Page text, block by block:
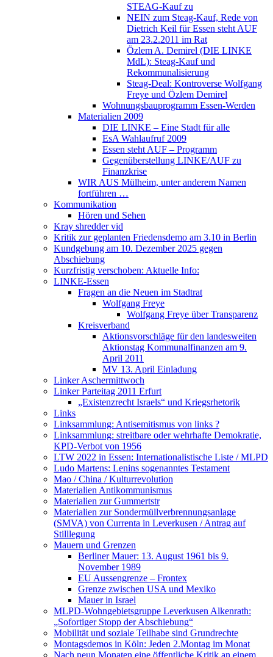
STEAG-Kauf zu
NEIN zum Steag-Kauf, Rede von
Dietrich Keil für Essen steht AUF
am 23.2.2011 im Rat
Özlem A. Demirel (DIE LINKE
MdL): Steag-Kauf und
Rekommunalisierung
Steag-Deal: Kontroverse Wolfgang
Freye und Özlem Demirel
Wohnungsbauprogramm Essen-Werden
Materialien 2009
DIE LINKE – Eine Stadt für alle
EsA Wahlaufruf 2009
Essen steht AUF – Programm
Gegenüberstellung LINKE/AUF zu
Finanzkrise
WIR AUS Mülheim, unter anderem Namen
fortführen …
Kommunikation
Hören und Sehen
Kray shredder vid
Kritik zur geplanten Friedensdemo am 3.10 in Berlin
Kundgebung am 10. Dezember 2025 gegen
Abschiebung
Kurzfristig verschoben: Aktuelle Info:
LINKE-Essen
Fragen an die Neuen im Stadtrat
Wolfgang Freye
Wolfgang Freye über Transparenz
Kreisverband
Aktionsvorschläge für den landesweiten
Aktionstag Kommunalfinanzen am 9.
April 2011
MV 13. April Einladung
Linker Aschermittwoch
Linker Parteitag 2011 Erfurt
„Existenzrecht Israels“ und Kriegsrhetorik
Links
Linksammlung: Antisemitismus von links ?
Linksammlung: streitbare oder wehrhafte Demokratie,
KPD-Verbot von 1956
LTW 2022 in Essen: Internationalistische Liste / MLPD
Ludo Martens: Lenins sogenanntes Testament
Mao / China / Kulturrevolution
Materialien Antikommunismus
Materialien zur Gummertstr
Materialien zur Sondermüllverbrennungsanlage
(SMVA) von Currenta in Leverkusen / Antrag auf
Stilllegung
Mauern und Grenzen
Berliner Mauer: 13. August 1961 bis 9.
November 1989
EU Aussengrenze – Frontex
Grenze zwischen USA und Mexiko
Mauer in Israel
MLPD-Wohngebietsgruppe Leverkusen Alkenrath:
„Sofortiger Stopp der Abschiebung“
Mobilität und soziale Teilhabe sind Grundrechte
Montagsdemos in Köln: Jeden 2.Montag im Monat
Nach neun Monaten eine öffentliche Kritik an einem